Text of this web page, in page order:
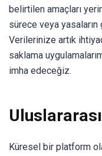
belirtilen amaçları
sürece veya
Verilerinize artık
saklama
imha edeceğiz.
Küresel bir platform